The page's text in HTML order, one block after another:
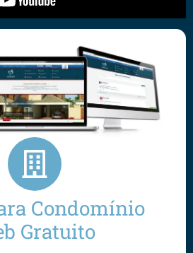
Condomínio
Gratuito